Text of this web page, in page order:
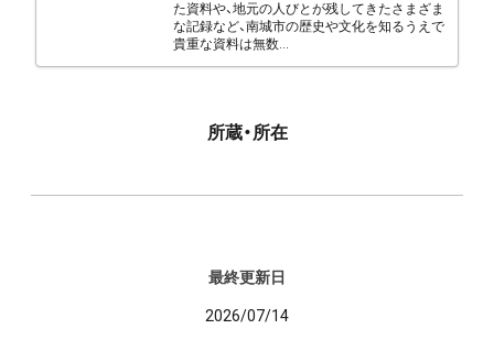
た資料や、地元の人びとが残してきたさまざま
な記録など、南城市の歴史や文化を知るうえで
貴重な資料は無数...
所蔵・所在
最終更新日
2026/07/14